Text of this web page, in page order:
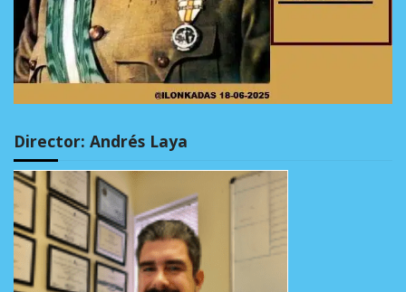
Director: Andrés Laya